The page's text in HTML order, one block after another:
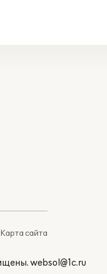
Карта сайта
websol@1c.ru